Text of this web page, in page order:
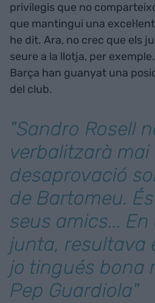
privilegis que no
que mantingui una
he dit. Ara, no crec que els
seure a la llotja, per
Barça han guanyat una
del club.
"Sandro Rosell
verbalitzarà mai
desaprovació
de Bartomeu.
seus amics...
junta, resultava
jo tingués bona
Pep Guardiola"